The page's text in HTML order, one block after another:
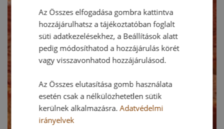
Az Összes elfogadása gombra kattintva
hozzájárulhatsz a tájékoztatóban foglalt
süti adatkezelésekhez, a Beállítások alatt
pedig módosíthatod a hozzájárulás körét
vagy visszavonhatod hozzájárulásod.
Az Összes elutasítása gomb használata
esetén csak a nélkülözhetetlen sütik
kerülnek alkalmazásra.Adatvédelmi
irányelvek